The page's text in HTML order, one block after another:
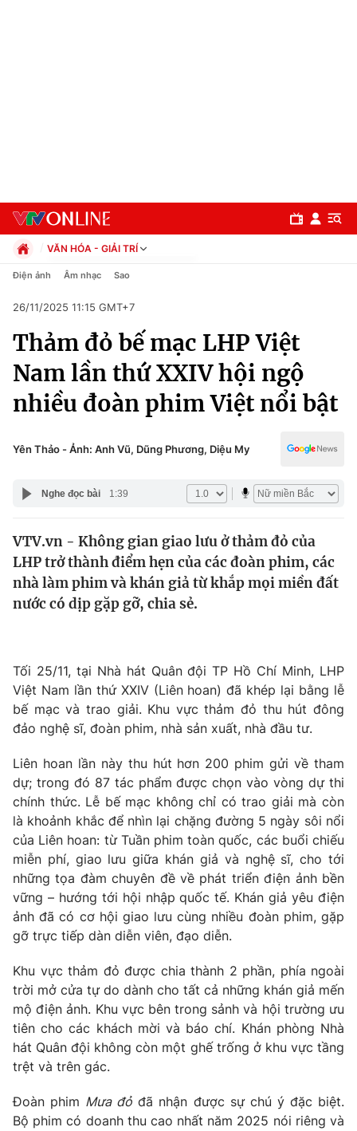
Chuyên mục
Chính trị
Xã hội
Pháp luật
Y tế
Thế giới
Tin tức
Thế giới đó đây
Kinh tế
Góc doanh nghiệp
Truyền hình
Phim VTV
Nhân vật
Khán giả
Giải sao mai
Giải trí
Điện ảnh
Âm nhạc
Sao
Đời sống
Du lịch
Làm đẹp
Chất lượng cuộc sống
Giáo dục
Tuyển sinh
Học trực tuyến
Công nghệ
Hitech Công nghệ tương lai
Sản phẩm
Thị trường
Tư vấn
Giao lưu trực tuyến
Lịch phát sóng
Chuyên mục khác
Emagazine Podcast
Photo Infographic
VĂN HÓA - GIẢI TRÍ
Chính trị
Pháp luật
Kinh tế
Thể thao
Truyền hình
Văn hóa - Giải trí
Điện ảnh Âm nhạc Sao
26/11/2025 11:15 GMT+7
Thảm đỏ bế mạc LHP Việt
Nam lần thứ XXIV hội ngộ
nhiều đoàn phim Việt nổi bật
Yên Thảo - Ảnh: Anh Vũ, Dũng Phương, Diệu My
Nghe đọc bài 1:39
VTV.vn - Không gian giao lưu ở thảm đỏ của
LHP trở thành điểm hẹn của các đoàn phim, các
nhà làm phim và khán giả từ khắp mọi miền đất
nước có dịp gặp gỡ, chia sẻ.
Tối 25/11, tại Nhà hát Quân đội TP Hồ Chí Minh, LHP
Việt Nam lần thứ XXIV (Liên hoan) đã khép lại bằng lễ
bế mạc và trao giải. Khu vực thảm đỏ thu hút đông
đảo nghệ sĩ, đoàn phim, nhà sản xuất, nhà đầu tư.
Liên hoan lần này thu hút hơn 200 phim gửi về tham
dự; trong đó 87 tác phẩm được chọn vào vòng dự thi
chính thức. Lễ bế mạc không chỉ có trao giải mà còn
là khoảnh khắc để nhìn lại chặng đường 5 ngày sôi nổi
của Liên hoan: từ Tuần phim toàn quốc, các buổi chiếu
miễn phí, giao lưu giữa khán giả và nghệ sĩ, cho tới
những tọa đàm chuyên đề về phát triển điện ảnh bền
vững – hướng tới hội nhập quốc tế. Khán giả yêu điện
ảnh đã có cơ hội giao lưu cùng nhiều đoàn phim, gặp
gỡ trực tiếp dàn diễn viên, đạo diễn.
Khu vực thảm đỏ được chia thành 2 phần, phía ngoài
trời mở cửa tự do dành cho tất cả những khán giả mến
mộ điện ảnh. Khu vực bên trong sảnh và hội trường ưu
tiên cho các khách mời và báo chí. Khán phòng Nhà
hát Quân đội không còn một ghế trống ở khu vực tầng
trệt và trên gác.
Đoàn phim Mưa đỏ đã nhận được sự chú ý đặc biệt.
Bộ phim có doanh thu cao nhất năm 2025 nói riêng và